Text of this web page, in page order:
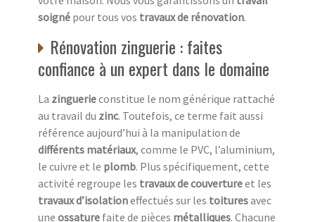
soigné pour tous vos travaux de rénovation.
Rénovation zinguerie : faites
confiance à un expert dans le domaine
La zinguerieconstitue le nom générique rattaché
au travail du zinc. Toutefois, ce terme fait aussi
référence aujourd’hui à la manipulation de
différents matériaux, comme le PVC, l’aluminium,
le cuivre et le plomb. Plus spécifiquement, cette
activité regroupe les travaux de couvertureet les
travaux d’isolationeffectués sur les toituresavec
une ossature faite de pièces métalliques. Chacune